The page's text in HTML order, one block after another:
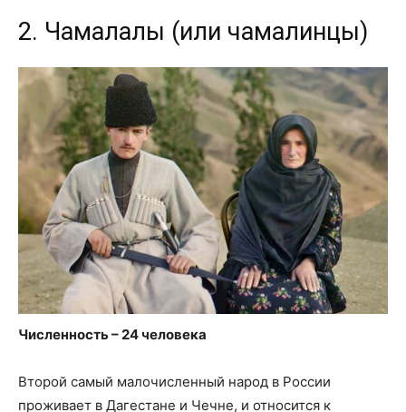
2. Чамалалы (или чамалинцы)
Численность – 24 человека
Второй самый малочисленный народ в России
проживает в Дагестане и Чечне, и относится к